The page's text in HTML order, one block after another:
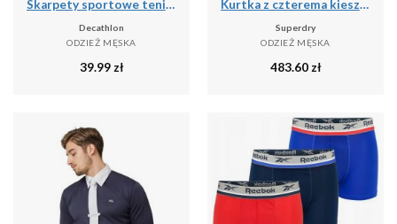
Skarpety sportowe tenis Artengo RS160 niskie 5 par
Decathlon
ODZIEŻ MĘSKA
39.99zł
Kurtka z czterema kieszeniami Superdry
Superdry
ODZIEŻ MĘSKA
483.60zł